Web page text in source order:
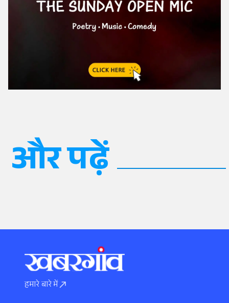
और पढ़ें
हमारे बारे में